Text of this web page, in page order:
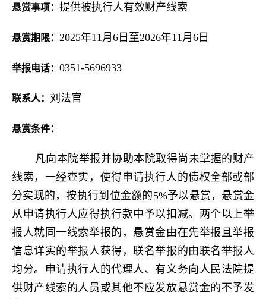
悬赏事项： 提供被执行人有效财产线索
悬赏期限： 2025年11月6日至2026年11月6日
举报电话： 0351-5696933
联系人： 刘法官
悬赏条件：
凡向本院举报并协助本院取得尚未掌握的财产
线索，一经查实，使得申请执行人的债权全部或部
分实现的，按执行到位金额的5%予以悬赏，悬赏金
从申请执行人应得执行款中予以扣减。两个以上举
报人就同一线索举报的，悬赏金由在先举报且举报
信息详实的举报人获得，联名举报的由联名举报人
均分。申请执行人的代理人、有义务向人民法院提
供财产线索的人员或其他不应发放悬赏金的不予发